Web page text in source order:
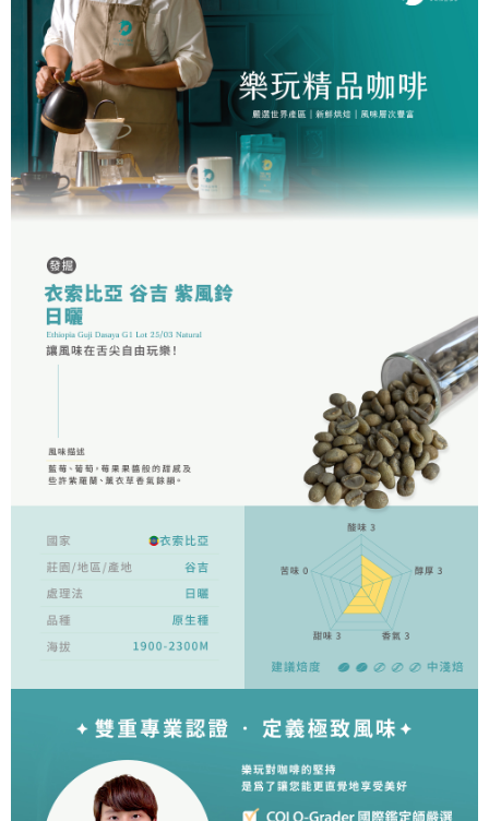
１．於結帳方式選擇「AFTEE先享後付」後，將跳轉至「AFTEE先享後付」
結帳頁面，進行簡訊認證並確認金額後，即可完成結帳。
２．訂單成立數日內，您將收到繳費通知簡訊。
３．收到繳費通知簡訊後14天內，點擊此簡訊中的連結，可透過四大超商／
ATM／網路銀行／等多元方式進行付款，方視為交易完成。
※ 請注意：結帳手續完成當下不需立刻繳費，但若您需要取消訂單，請聯絡
購買商品的店家。未經商家同意取消之訂單仍視為有效，需透過AFTEE先享
後付繳納相關費用。
※ 交易是否成功請以「AFTEE先享後付 」之結帳頁面顯示為準，若有關於
是否繳費成功／繳費後需取消欲退款等相關疑問，請聯繫「AFTEE先享後付
客戶支援中心」https://netprotections.freshdesk.com/support/home
１．透過由恩沛科技股份有限公司提供之「AFTEE先享後付」服務完成之交
易，需依本服務之必要範圍內提供個人資料，並將交易相關給付款項請求債
權轉讓予恩沛科技股份有限公司。
２．關於個人資料處理事宜，請瀏覽以下網址：
https://aftee.tw/terms/#terms3
３．未成年的使用者請事先徵得法定代理人或監護人之同意方可使用
「AFTEE先享後付」，若未經同意申辦者引起之損失，本公司不負相關責
４．使用「AFTEE先享後付」時，將依據個別帳號之用戶狀況，依本公司即
時審查核予不同之上限額度；若仍有額度不足之情形，本公司將視審查結果
請求用戶進行身份認證。
５．嚴禁一人註冊多個帳號或使用他人資訊註冊。若發現惡意使用之情形，
恩沛科技股份有限公司將有權停止該用戶之使用額度並採取法律行動。
付款後全家取貨
每筆NT$60，滿NT$1,200(含以上)免運費
7-11取貨付款
每筆NT$60，滿NT$1,200(含以上)免運費
付款後7-11取貨
每筆NT$60，滿NT$1,200(含以上)免運費
每筆NT$100，滿NT$1,200(含以上)免運費
離島宅配
每筆NT$200